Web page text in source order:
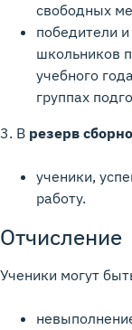
свободных
победители
школьников
учебного
группах
3. В резерв
ученики,
работу.
Отчисление
Ученики могут